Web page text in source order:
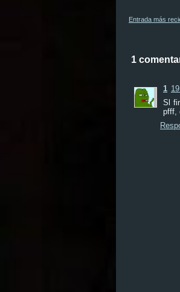
Entrada más
1
1
Sl
pfff,